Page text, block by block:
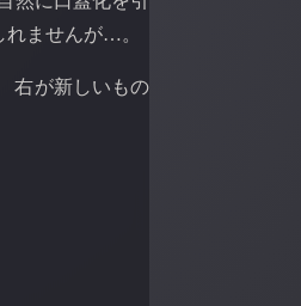
れませんが…。
右が新しいもの